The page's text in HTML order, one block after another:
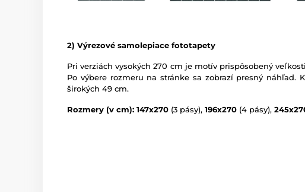
2) Výrezové samolepiace fototapety
Pri verziách vysokých 270 cm je motív prispôsobený
Po výbere rozmeru na stránke sa zobrazí presný náhľad.
širokých 49 cm.
Rozmery (v cm): 147x270 (3 pásy), 196x270 (4 pásy),